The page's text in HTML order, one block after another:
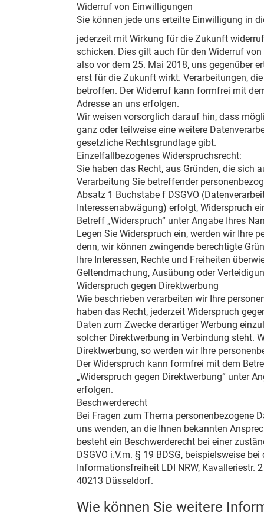
Widerruf von Einwilligungen
Sie können jede uns erteilte Einwilligung in
jederzeit mit Wirkung für die Zukunft
schicken. Dies gilt auch für den Widerruf
also vor dem 25. Mai 2018, uns gegenüber
erst für die Zukunft wirkt. Verarbeitungen,
betroffen. Der Widerruf kann formfrei mit
Adresse an uns erfolgen.
Wir weisen vorsorglich darauf hin, dass
ganz oder teilweise eine weitere
gesetzliche Rechtsgrundlage gibt.
Einzelfallbezogenes Widerspruchsrecht:
Sie haben das Recht, aus Gründen, die sich
Verarbeitung Sie betreffender
Absatz 1 Buchstabe f DSGVO
Interessenabwägung) erfolgt, Widerspruch
Betreff „Widerspruch“ unter Angabe Ihres
Legen Sie Widerspruch ein, werden wir Ihre
denn, wir können zwingende berechtigte
Ihre Interessen, Rechte und Freiheiten
Geltendmachung, Ausübung oder
Widerspruch gegen Direktwerbung
Wie beschrieben verarbeiten wir Ihre
haben das Recht, jederzeit Widerspruch
Daten zum Zwecke derartiger Werbung
solcher Direktwerbung in Verbindung steht.
Direktwerbung, so werden wir Ihre
Der Widerspruch kann formfrei mit dem
„Widerspruch gegen Direktwerbung“ unter
erfolgen.
Beschwerderecht
Bei Fragen zum Thema personenbezogene
uns wenden, an die Ihnen bekannten
besteht ein Beschwerderecht bei einer
DSGVO i.V.m. § 19 BDSG, beispielsweise
Informationsfreiheit LDI NRW, Kavalleriestr.
40213 Düsseldorf.
Wie können Sie weitere